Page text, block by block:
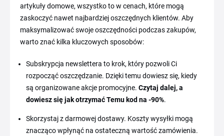
artykuły domowe, wszystko to w cenach, które mogą
zaskoczyć nawet najbardziej oszczędnych klientów. Aby
maksymalizować swoje oszczędności podczas zakupów,
warto znać kilka kluczowych sposobów:
Subskrypcja newslettera to krok, który pozwoli Ci
rozpocząć oszczędzanie. Dzięki temu dowiesz się, kiedy
są organizowane akcje promocyjne. Czytaj dalej, a
dowiesz się jak otrzymać Temu kod na -90%.
Skorzystaj z darmowej dostawy. Koszty wysyłki mogą
znacząco wpłynąć na ostateczną wartość zamówienia.